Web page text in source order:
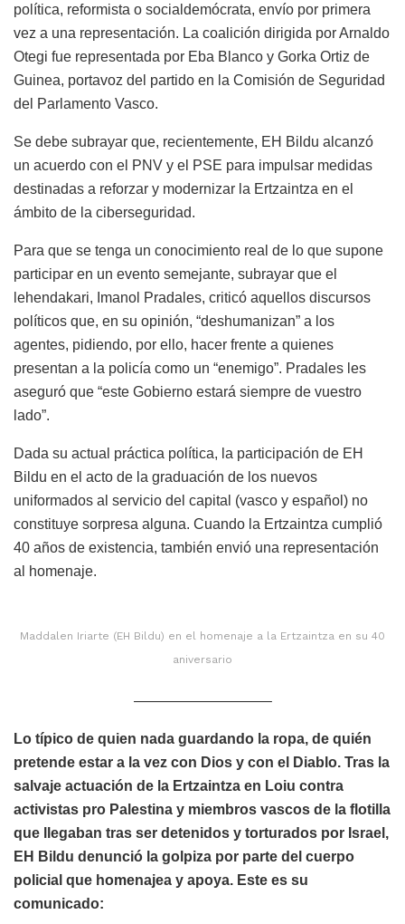
política, reformista o socialdemócrata, envío por primera
vez a una representación. La coalición dirigida por Arnaldo
Otegi fue representada por Eba Blanco y Gorka Ortiz de
Guinea, portavoz del partido en la Comisión de Seguridad
del Parlamento Vasco.
Se debe subrayar que, recientemente, EH Bildu alcanzó
un acuerdo con el PNV y el PSE para impulsar medidas
destinadas a reforzar y modernizar la Ertzaintza en el
ámbito de la ciberseguridad.
Para que se tenga un conocimiento real de lo que supone
participar en un evento semejante, subrayar que el
lehendakari, Imanol Pradales, criticó aquellos discursos
políticos que, en su opinión, “deshumanizan” a los
agentes, pidiendo, por ello, hacer frente a quienes
presentan a la policía como un “enemigo”. Pradales les
aseguró que “este Gobierno estará siempre de vuestro
lado”.
Dada su actual práctica política, la participación de EH
Bildu en el acto de la graduación de los nuevos
uniformados al servicio del capital (vasco y español) no
constituye sorpresa alguna. Cuando la Ertzaintza cumplió
40 años de existencia, también envió una representación
al homenaje.
Maddalen Iriarte (EH Bildu) en el homenaje a la Ertzaintza en su 40
aniversario
—————————–
Lo típico de quien nada guardando la ropa, de quién
pretende estar a la vez con Dios y con el Diablo. Tras la
salvaje actuación de la Ertzaintza en Loiu contra
activistas pro Palestina y miembros vascos de la flotilla
que llegaban tras ser detenidos y torturados por Israel,
EH Bildu denunció la golpiza por parte del cuerpo
policial que homenajea y apoya. Este es su
comunicado: